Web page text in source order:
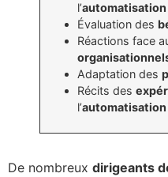
l’automatisation
Évaluation des
Réactions face
Adaptation des
Récits des
l’automatisation
De nombreux dirigeants